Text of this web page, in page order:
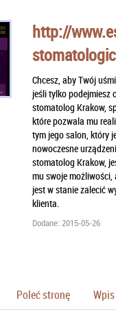
http://
Chcesz, aby Twój
jeśli tylko podejmiesz
stomatolog Krakow,
które pozwala mu
tym jego salon, który
nowoczesne
stomatolog Krakow,
mu swoje możliwości,
jest w stanie zalecić
klienta.
Dodane: 2015-05-26
Poleć stronę